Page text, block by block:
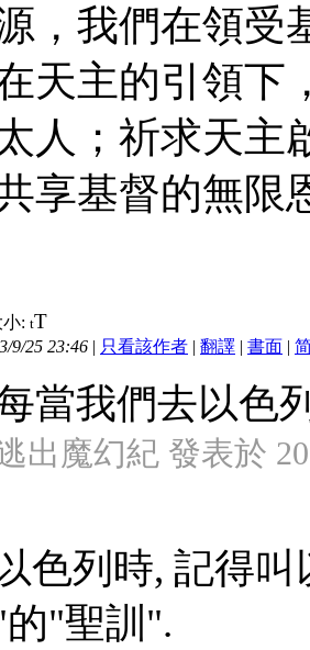
，我們在領受
天主的引領下
人；祈求天主
享基督的無限
: tT
9/25 23:46 | 只看該作者 | 翻譯 | 書面 |
當我們去以色
出魔幻紀 發表於
色列時, 記得
"聖訓".